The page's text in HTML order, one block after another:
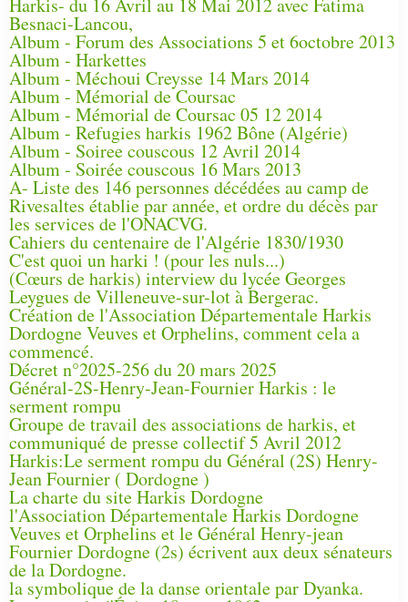
Harkis- du 16 Avril au 18 Mai 2012 avec Fatima
Besnaci-Lancou,
Album - Forum des Associations 5 et 6octobre 2013
Album - Harkettes
Album - Méchoui Creysse 14 Mars 2014
Album - Mémorial de Coursac
Album - Mémorial de Coursac 05 12 2014
Album - Refugies harkis 1962 Bône (Algérie)
Album - Soiree couscous 12 Avril 2014
Album - Soirée couscous 16 Mars 2013
A- Liste des 146 personnes décédées au camp de
Rivesaltes établie par année, et ordre du décès par
les services de l'ONACVG.
Cahiers du centenaire de l'Algérie 1830/1930
C'est quoi un harki ! (pour les nuls...)
(Cœurs de harkis) interview du lycée Georges
Leygues de Villeneuve-sur-lot à Bergerac.
Création de l'Association Départementale Harkis
Dordogne Veuves et Orphelins, comment cela a
commencé.
Décret n°2025-256 du 20 mars 2025
Général-2S-Henry-Jean-Fournier Harkis : le
serment rompu
Groupe de travail des associations de harkis, et
communiqué de presse collectif 5 Avril 2012
Harkis:Le serment rompu du Général (2S) Henry-
Jean Fournier ( Dordogne )
La charte du site Harkis Dordogne
l'Association Départementale Harkis Dordogne
Veuves et Orphelins et le Général Henry-jean
Fournier Dordogne (2s) écrivent aux deux sénateurs
de la Dordogne.
la symbolique de la danse orientale par Dyanka.